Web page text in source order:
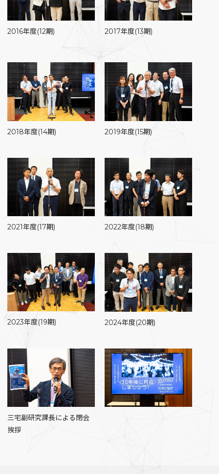
2016年度(12期) 2017年度(13期)
2018年度(14期) 2019年度(15期)
2021年度(17期) 2022年度(18期)
2023年度(19期) 2024年度(20期)
三宅副研究課長による閉会
挨拶